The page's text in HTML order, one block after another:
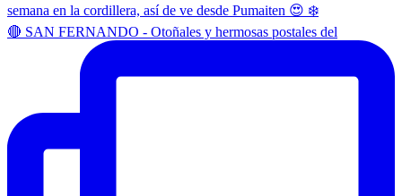
🔴 SAN FERNANDO - Otoñales y hermosas postales del